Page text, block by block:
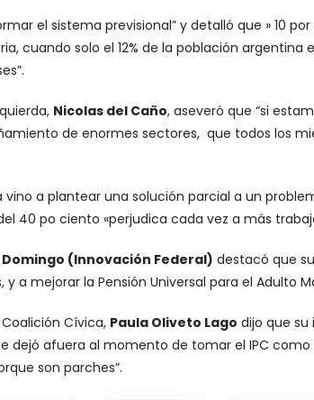
el sistema previsional” y detalló que » 10
cuando solo el 12% de la población argentina
Nicolas del Caño, aseveró que “si
de enormes sectores, que todos los
vino a plantear una solución parcial a un
40 po ciento «perjudica cada vez a más
(Innovación Federal) destacó que
a mejorar la Pensión Universal para el Adulto
Cívica, Paula Oliveto Lago dijo que
dejó afuera al momento de tomar el IPC
son parches”.